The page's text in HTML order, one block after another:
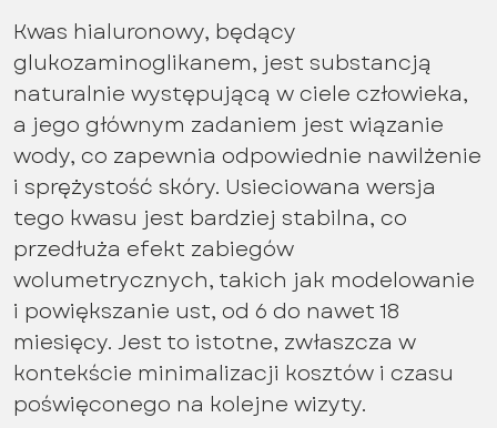
Kwas hialuronowy, będący
glukozaminoglikanem, jest substancją
naturalnie występującą w ciele człowieka,
a jego głównym zadaniem jest wiązanie
wody, co zapewnia odpowiednie nawilżenie
i sprężystość skóry. Usieciowana wersja
tego kwasu jest bardziej stabilna, co
przedłuża efekt zabiegów
wolumetrycznych, takich jak modelowanie
i powiększanie ust, od 6 do nawet 18
miesięcy. Jest to istotne, zwłaszcza w
kontekście minimalizacji kosztów i czasu
poświęconego na kolejne wizyty.